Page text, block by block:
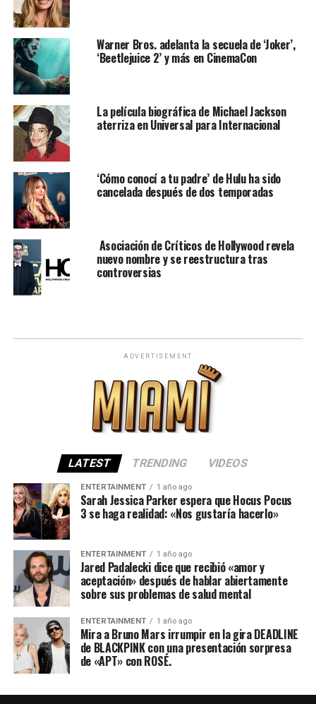
Warner Bros. adelanta la secuela de ‘Joker’,
‘Beetlejuice 2’ y más en CinemaCon
La película biográfica de Michael Jackson
aterriza en Universal para Internacional
‘Cómo conocí a tu padre’ de Hulu ha sido
cancelada después de dos temporadas
Asociación de Críticos de Hollywood revela
nuevo nombre y se reestructura tras
controversias
ADVERTISEMENT
LATEST TRENDING VIDEOS
ENTERTAINMENT 1 año ago
Sarah Jessica Parker espera que Hocus Pocus
3 se haga realidad: «Nos gustaría hacerlo»
ENTERTAINMENT 1 año ago
Jared Padalecki dice que recibió «amor y
aceptación» después de hablar abiertamente
sobre sus problemas de salud mental
ENTERTAINMENT 1 año ago
Mira a Bruno Mars irrumpir en la gira DEADLINE
de BLACKPINK con una presentación sorpresa
de «APT» con ROSÉ.